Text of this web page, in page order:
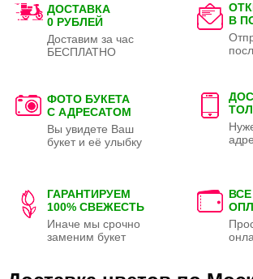
ДОСТАВКА
0 РУБЛЕЙ
Доставим за час
БЕСПЛАТНО
В
ФОТО БУКЕТА
С АДРЕСАТОМ
Вы увидете Ваш
букет и её улыбку
ГАРАНТИРУЕМ
100% СВЕЖЕСТЬ
Иначе мы срочно
заменим букет